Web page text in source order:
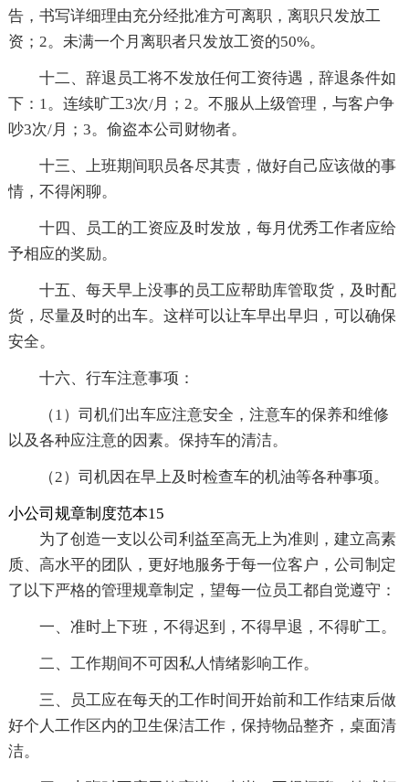
告，书写详细理由充分经批准方可离职，离职只发放工
资；2。未满一个月离职者只发放工资的50%。
十二、辞退员工将不发放任何工资待遇，辞退条件如
下：1。连续旷工3次/月；2。不服从上级管理，与客户争
吵3次/月；3。偷盗本公司财物者。
十三、上班期间职员各尽其责，做好自己应该做的事
情，不得闲聊。
十四、员工的工资应及时发放，每月优秀工作者应给
予相应的奖励。
十五、每天早上没事的员工应帮助库管取货，及时配
货，尽量及时的出车。这样可以让车早出早归，可以确保
安全。
十六、行车注意事项：
（1）司机们出车应注意安全，注意车的保养和维修
以及各种应注意的因素。保持车的清洁。
（2）司机因在早上及时检查车的机油等各种事项。
小公司规章制度范本15
为了创造一支以公司利益至高无上为准则，建立高素
质、高水平的团队，更好地服务于每一位客户，公司制定
了以下严格的管理规章制定，望每一位员工都自觉遵守：
一、准时上下班，不得迟到，不得早退，不得旷工。
二、工作期间不可因私人情绪影响工作。
三、员工应在每天的工作时间开始前和工作结束后做
好个人工作区内的卫生保洁工作，保持物品整齐，桌面清
洁。